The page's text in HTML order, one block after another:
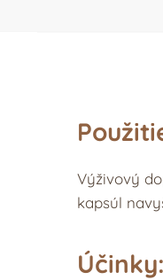
Výživový
kapsúl
Účinky: